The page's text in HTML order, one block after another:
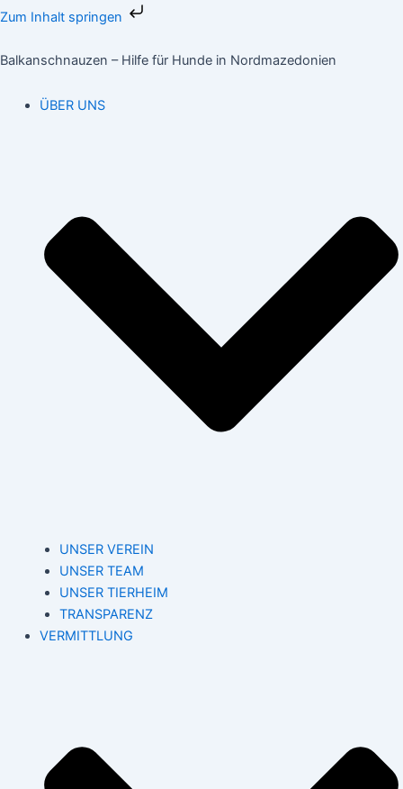
Zum Inhalt springen
Zum
springen
Balkanschnauzen – Hilfe für Hunde in Nordmazedonien
ÜBER UNS
UNSER VEREIN
UNSER TEAM
UNSER TIERHEIM
TRANSPARENZ
VERMITTLUNG